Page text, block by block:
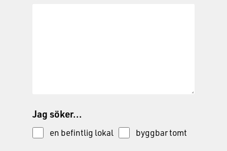
Jag söker...
en befintlig lokal byggbar tomt